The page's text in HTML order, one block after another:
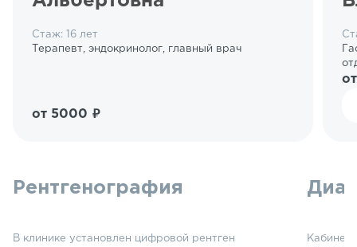
Стаж: 16 лет
Терапевт, эндокринолог, главный врач
от 5000 ₽
Рентгенография
В клинике установлен цифровой рентген
Кабинет